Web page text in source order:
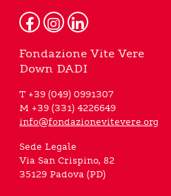
Fondazione Vite Vere
Down DADI
T +39 (049) 0991307
M +39 (331) 4226649
info@fondazionevitevere.org
Sede Legale
Via San Crispino, 82
35129 Padova (PD)